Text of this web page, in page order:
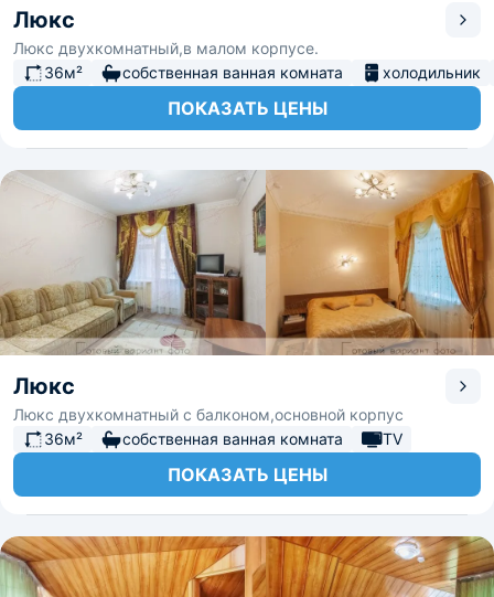
Люкс
Люкс двухкомнатный,в малом корпусе.
36м²
собственная ванная комната холодильник
ПОКАЗАТЬ ЦЕНЫ
Люкс
Люкс двухкомнатный с балконом,основной корпус
36м²
собственная ванная комната TV
ПОКАЗАТЬ ЦЕНЫ